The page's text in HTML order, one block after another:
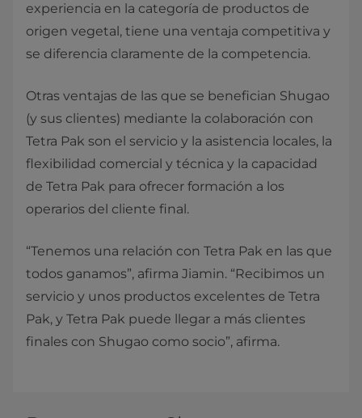
experiencia en la categoría de productos de
origen vegetal, tiene una ventaja competitiva y
se diferencia claramente de la competencia.
Otras ventajas de las que se benefician Shugao
(y sus clientes) mediante la colaboración con
Tetra Pak son el servicio y la asistencia locales, la
flexibilidad comercial y técnica y la capacidad
de Tetra Pak para ofrecer formación a los
operarios del cliente final.
“Tenemos una relación con Tetra Pak en las que
todos ganamos”, afirma Jiamin. “Recibimos un
servicio y unos productos excelentes de Tetra
Pak, y Tetra Pak puede llegar a más clientes
finales con Shugao como socio”, afirma.